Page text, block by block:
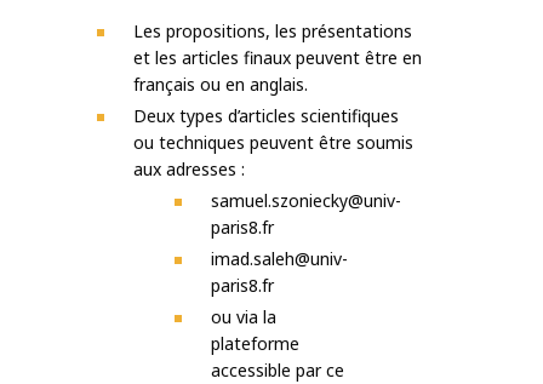
Les propositions, les présentations
et les articles finaux peuvent être en
français ou en anglais.
Deux types d’articles scientifiques
ou techniques peuvent être soumis
aux adresses :
samuel.szoniecky@univ-
paris8.fr
imad.saleh@univ-
paris8.fr
ou via la
plateforme
accessible par ce